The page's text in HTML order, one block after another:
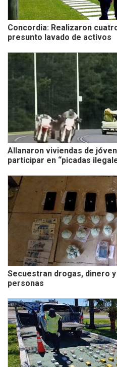
Concordia: Realizaron
presunto lavado de activos
Allanaron viviendas de
participar en “picadas
Secuestran drogas, dinero
personas